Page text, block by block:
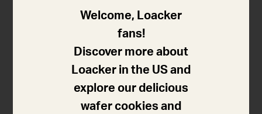
siège social est au 3, Via Gasterer Weg, 39054 Auna
di Sotto/Unterinn, Italie (ci-après le « Responsable»),
propriétaire des sites Internet
www.loacker.com,www.loacker-deutschland.de
après les «Sites»), en tant que responsable du
Welcome, Loacker
fans!
Discover more about
Loacker in the US and
explore our delicious
wafer cookies and